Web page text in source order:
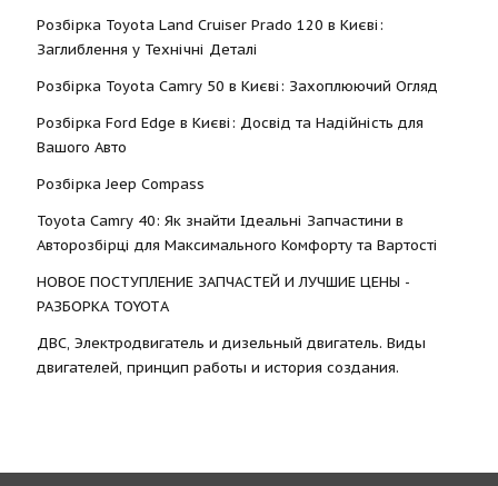
Розбірка Toyota Land Cruiser Prado 120 в Києві:
Заглиблення у Технічні Деталі
Розбірка Toyota Camry 50 в Києві: Захоплюючий Огляд
Розбірка Ford Edge в Києві: Досвід та Надійність для
Вашого Авто
Розбірка Jeep Compass
Toyota Camry 40: Як знайти Ідеальні Запчастини в
Авторозбірці для Максимального Комфорту та Вартості
НОВОЕ ПОСТУПЛЕНИЕ ЗАПЧАСТЕЙ И ЛУЧШИЕ ЦЕНЫ -
РАЗБОРКА TOYOTА
ДВС, Электродвигатель и дизельный двигатель. Виды
двигателей, принцип работы и история создания.